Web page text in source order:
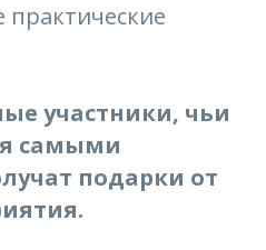
участники, чьи
самыми
подарки от